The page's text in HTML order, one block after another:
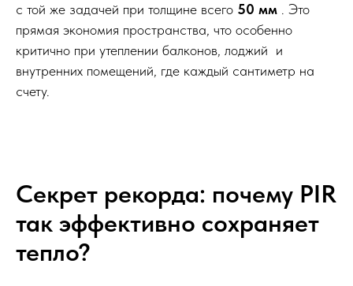
с той же задачей при толщине всего 50 мм . Это
прямая экономия пространства, что особенно
критично при утеплении балконов, лоджий и
внутренних помещений, где каждый сантиметр на
счету.
Секрет рекорда: почему PIR
так эффективно сохраняет
тепло?